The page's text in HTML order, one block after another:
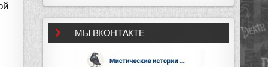
МЫ ВКОНТАКТЕ